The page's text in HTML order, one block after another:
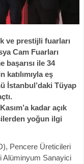
ve prestijli fuarları
Cam Fuarları
başarısı ile 34
eş
İstanbul’daki Tüyap
kadar açık
yoğun ilgi
Pencere Üreticileri
Alüminyum Sanayici